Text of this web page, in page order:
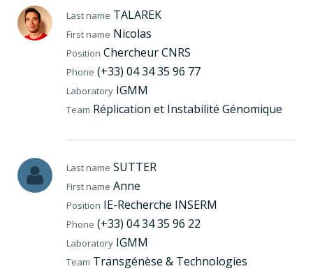
Last name TALAREK
First name Nicolas
Position Chercheur CNRS
Phone (+33) 04 34 35 96 77
Laboratory IGMM
Team Réplication et Instabilité Génomique
Last name SUTTER
First name Anne
Position IE-Recherche INSERM
Phone (+33) 04 34 35 96 22
Laboratory IGMM
Team Transgénèse & Technologies